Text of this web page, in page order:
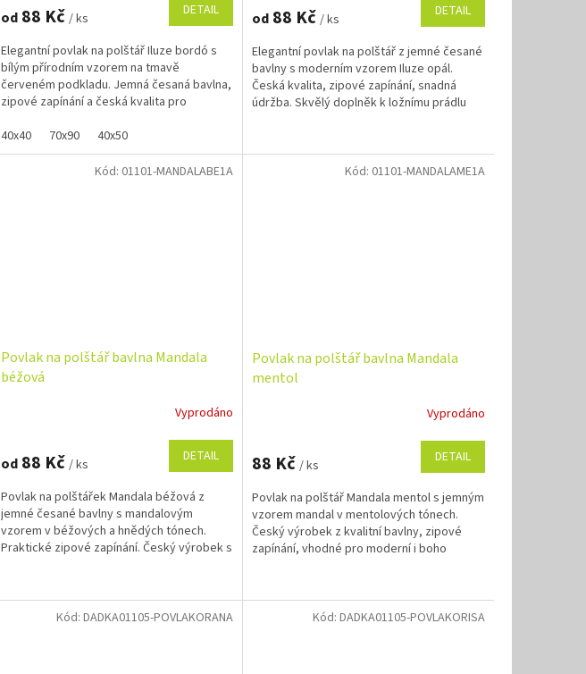
od88 Kč / ks DETAIL
Elegantní povlak na polštář Iluze bordó s
bílým přírodním vzorem na tmavě
červeném podkladu. Jemná česaná bavlna,
zipové zapínání a česká kvalita pro
40x40
70x90 40x50
od88 Kč / ks DETAIL
Elegantní povlak na polštář z jemné česané
bavlny s moderním vzorem Iluze opál.
Česká kvalita, zipové zapínání, snadná
údržba. Skvělý doplněk k ložnímu prádlu
Povlak na polštář bavlna Mandala
béžová
Vyprodáno
od88 Kč / ks DETAIL
Povlak na polštářek Mandala béžová z
jemné česané bavlny s mandalovým
vzorem v béžových a hnědých tónech.
Praktické zipové zapínání. Český výrobek s
Kód: 01101-MANDALABE1A
Povlak na polštář bavlna Mandala
mentol
Vyprodáno
88 Kč / ks DETAIL
Povlak na polštář Mandala mentol s jemným
vzorem mandal v mentolových tónech.
Český výrobek z kvalitní bavlny, zipové
zapínání, vhodné pro moderní i boho
Kód: 01101-MANDALAME1A
Kód: DADKA01105-POVLAKORANA Kód: DADKA01105-POVLAKORISA